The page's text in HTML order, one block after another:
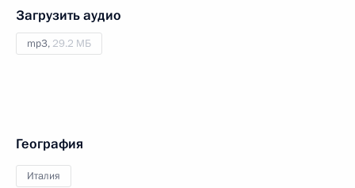
Загрузить аудио
mp3, 29.2 МБ
География
Италия